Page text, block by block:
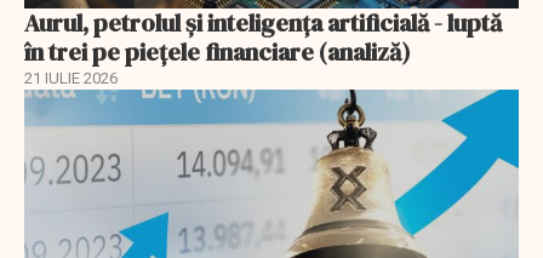
Aurul, petrolul şi inteligenţa artificială - luptă
în trei pe piețele financiare (analiză)
21 IULIE 2026